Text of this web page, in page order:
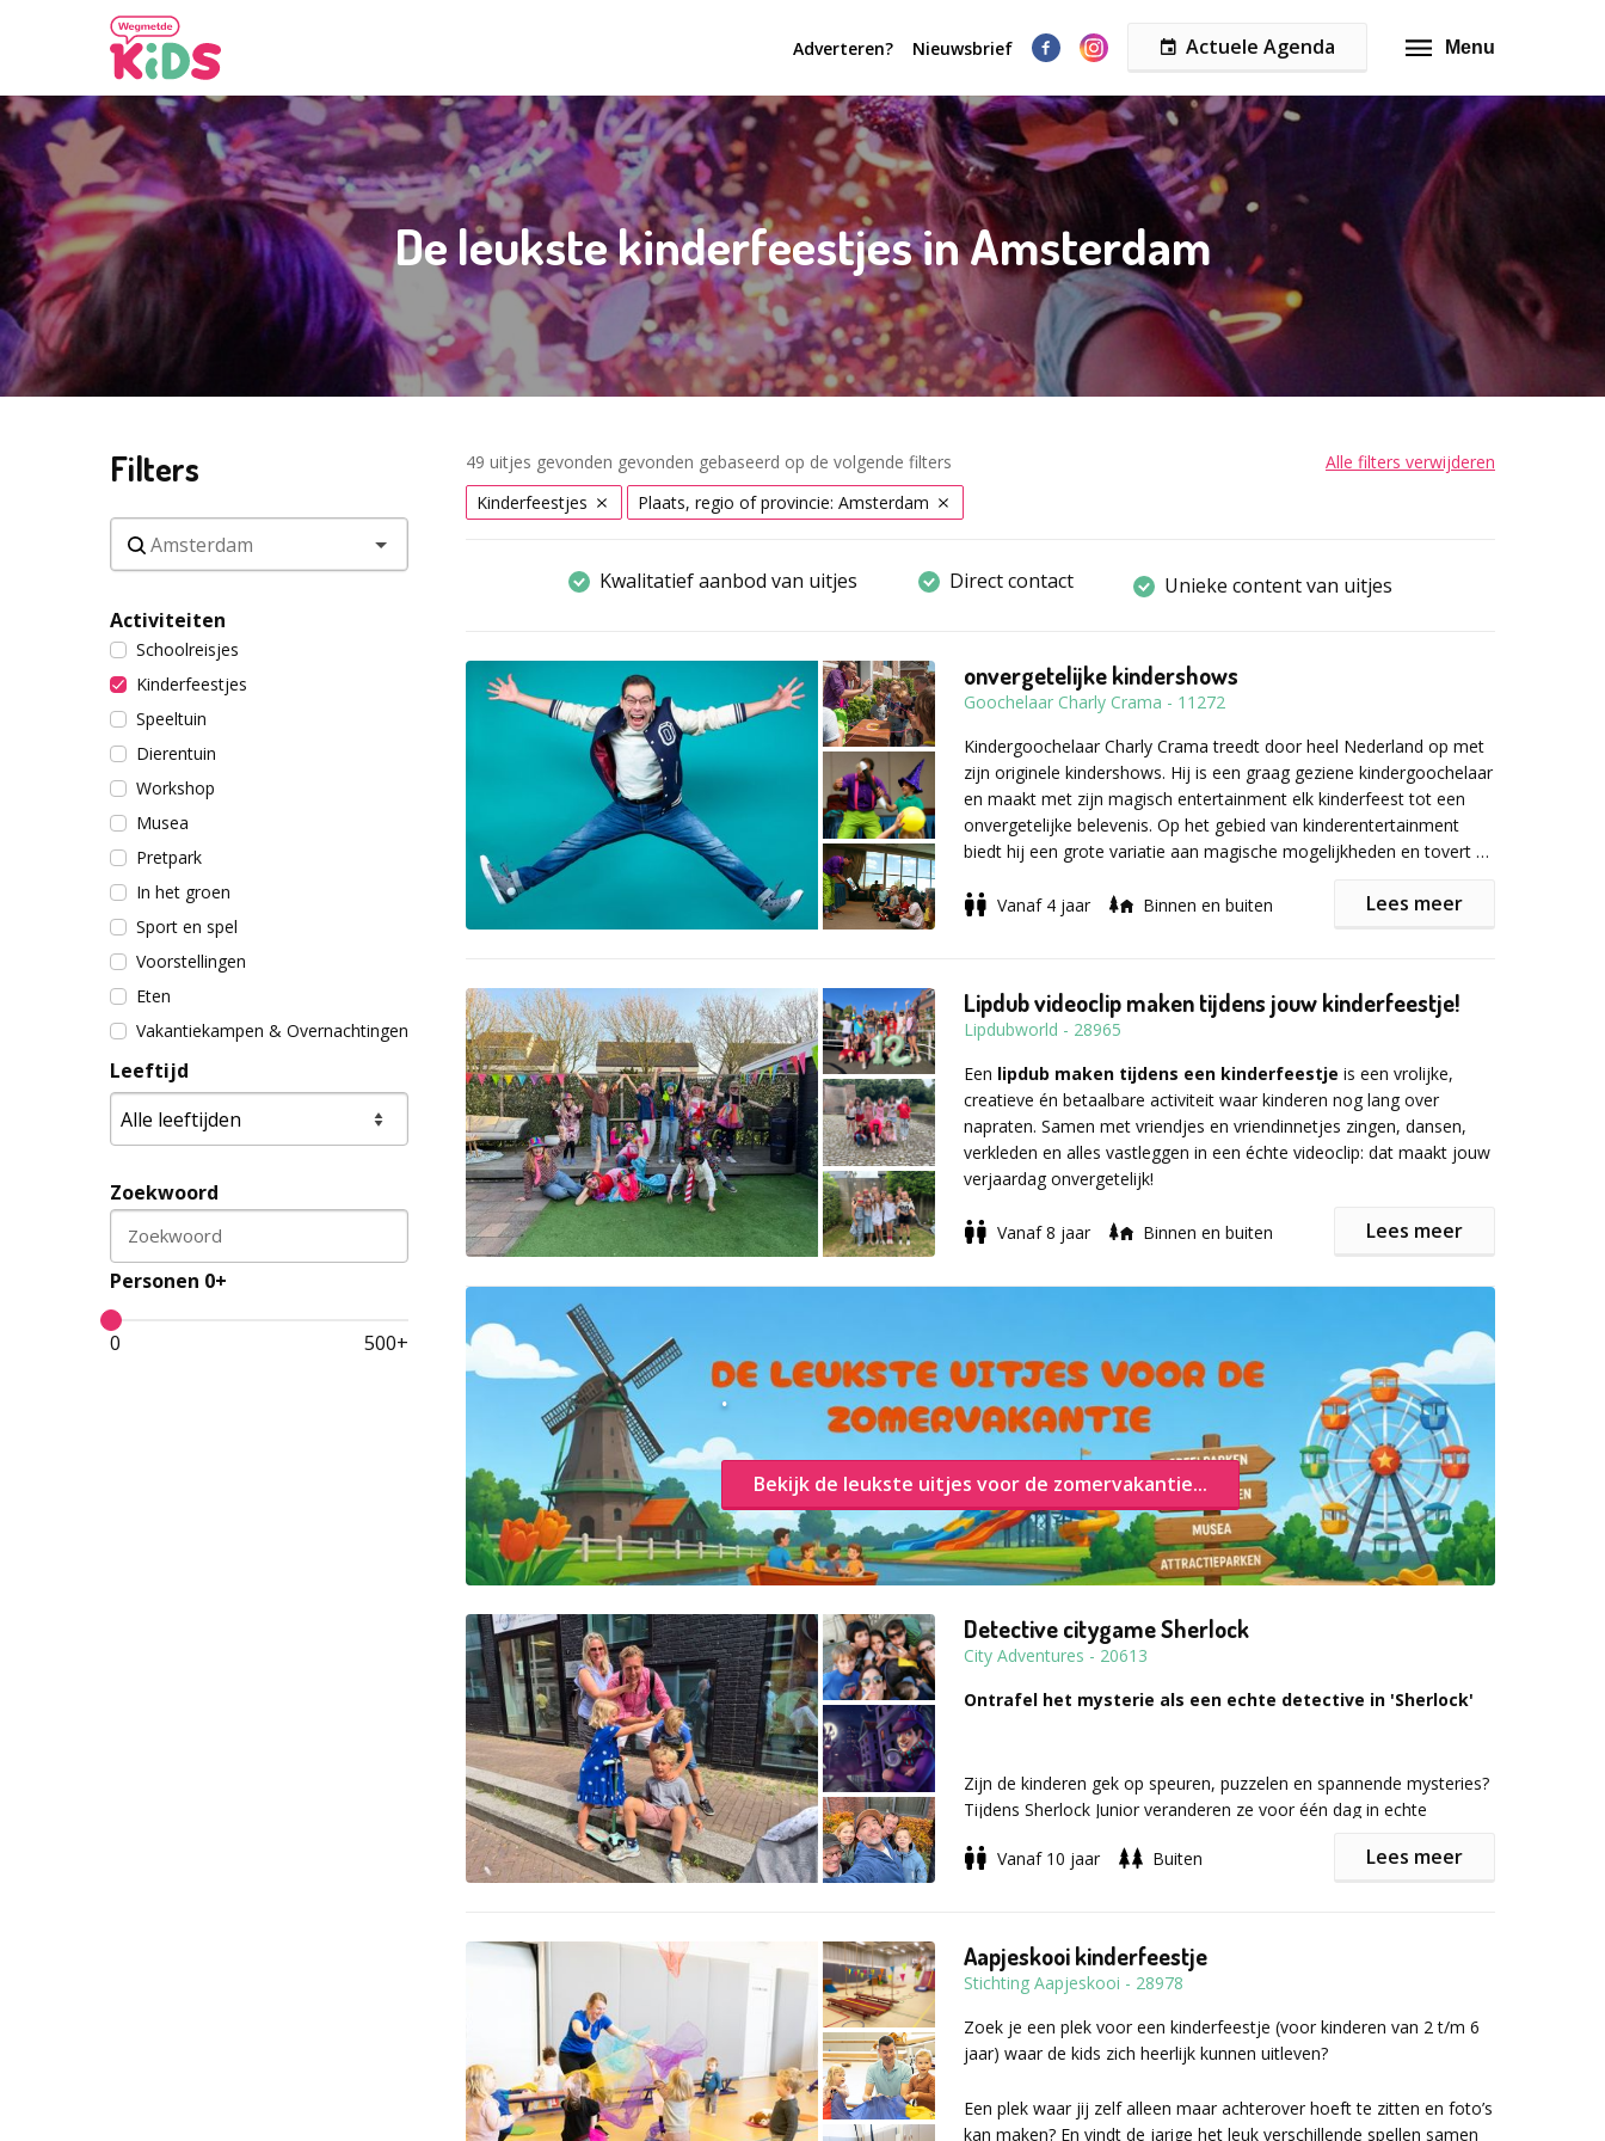
Adverteren? Nieuwsbrief Actuele Agenda Menu
De leukste kinderfeestjes in Amsterdam
Filters
Activiteiten
Schoolreisjes
Kinderfeestjes
Speeltuin
Dierentuin
Workshop
Musea
Pretpark
In het groen
Sport en spel
Voorstellingen
Eten
Vakantiekampen & Overnachtingen
Leeftijd
Zoekwoord
Zoekwoord
Personen 0+
0 500+
49 uitjes gevonden gevonden gebaseerd op de volgende filters
Alle filters verwijderen
Kinderfeestjes
Plaats, regio of provincie: Amsterdam
Kwalitatief aanbod van uitjes Direct contact Unieke content van uitjes
onvergetelijke kindershows
Goochelaar Charly Crama - 11272
Kindergoochelaar Charly Crama treedt door heel Nederland op met
zijn originele kindershows. Hij is een graag geziene kindergoochelaar
en maakt met zijn magisch entertainment elk kinderfeest tot een
onvergetelijke belevenis. Op het gebied van kinderentertainment
biedt hij een grote variatie aan magische mogelijkheden en tovert bij
altijd aangepast aan de leeftijden van de kinderen.
verjaardagsfeest bij u thuis in de huiskamer of in de tuin, of voor
kinderen die aanwezig zijn op een bruiloft. Bij al zijn kindershows
maakt Charly veelvuldig gebruik van magie, humor en interactie.
In 2013 behaalde Charly de officiële titel Nederlands Kampioen
Goochelen - Parlour Magic en in 2017 werd hij Nederlands
Kampioen Goochelen voor Kinderen
Kindergoochelaar Charly is onder andere te boeken voor:
– Kindershow “De Sjarlie Sjow”
– Jamie & Charly Sint Surprise Show
– Kindershow van Toverlakei Evenblij
Vanaf 4 jaar Binnen en buiten Lees meer
Lipdub videoclip maken tijdens jouw kinderfeestje!
Lipdubworld - 28965
Een lipdub maken tijdens een kinderfeestje is een vrolijke,
creatieve én betaalbare activiteit waar kinderen nog lang over
napraten. Samen met vriendjes en vriendinnetjes zingen, dansen,
verkleden en alles vastleggen in een échte videoclip: dat maakt jouw
verjaardag onvergetelijk!
ze kinderen op een positieve manier moeten begeleiden. Speciaal
geen lange one-take, maar een vrolijke videoclip met losse, korte
scènes – veel leuker voor kinderen!
We maken ook altijd meerdere groepsfoto’s om zo nog meer leuke
herinneringen te creëren.
Vanaf 8 jaar Binnen en buiten Lees meer
.
Bekijk de leukste uitjes voor de zomervakantie...
Detective citygame Sherlock
City Adventures - 20613
Ontrafel het mysterie als een echte detective in 'Sherlock'
Zijn de kinderen gek op speuren, puzzelen en spannende mysteries?
Tijdens Sherlock Junior veranderen ze voor één dag in echte
door de buurt om aanwijzingen te vinden, raadsels op te lossen en
Kies uittwee spannende thema’s
diamantroof op of ontrafel een heus moordmysterie. Het spel duurt
ongeveer 90 minuten en kan vanaf 10 jaar zelfstandig worden
gespeeld. Doen er jongere kinderen mee? Dan adviseren we
Vanaf 10 jaar Buiten Lees meer
Aapjeskooi kinderfeestje
Stichting Aapjeskooi - 28978
Zoek je een plek voor een kinderfeestje (voor kinderen van 2 t/m 6
jaar) waar de kids zich heerlijk kunnen uitleven?
Een plek waar jij zelf alleen maar achterover hoeft te zitten en foto’s
kan maken? En vindt de jarige het leuk verschillende spellen samen